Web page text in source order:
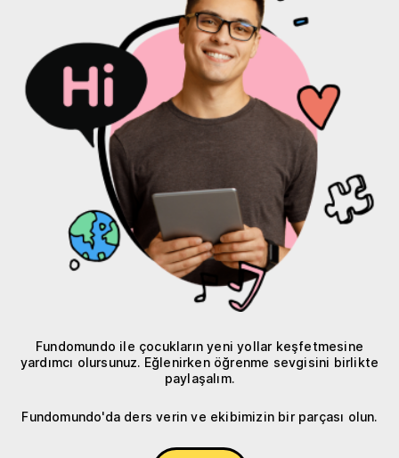
Fundomundo ile çocukların yeni yollar keşfetmesine
yardımcı olursunuz. Eğlenirken öğrenme sevgisini birlikte
paylaşalım.
Fundomundo'da ders verin ve ekibimizin bir parçası olun.